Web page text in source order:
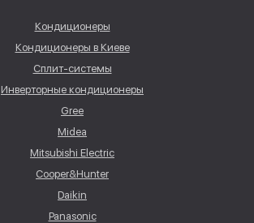
Кондиционеры
Кондиционеры в Киеве
Сплит-системы
Инверторные кондиционеры
Gree
Midea
Mitsubishi Electric
Cooper&Hunter
Daikin
Panasonic